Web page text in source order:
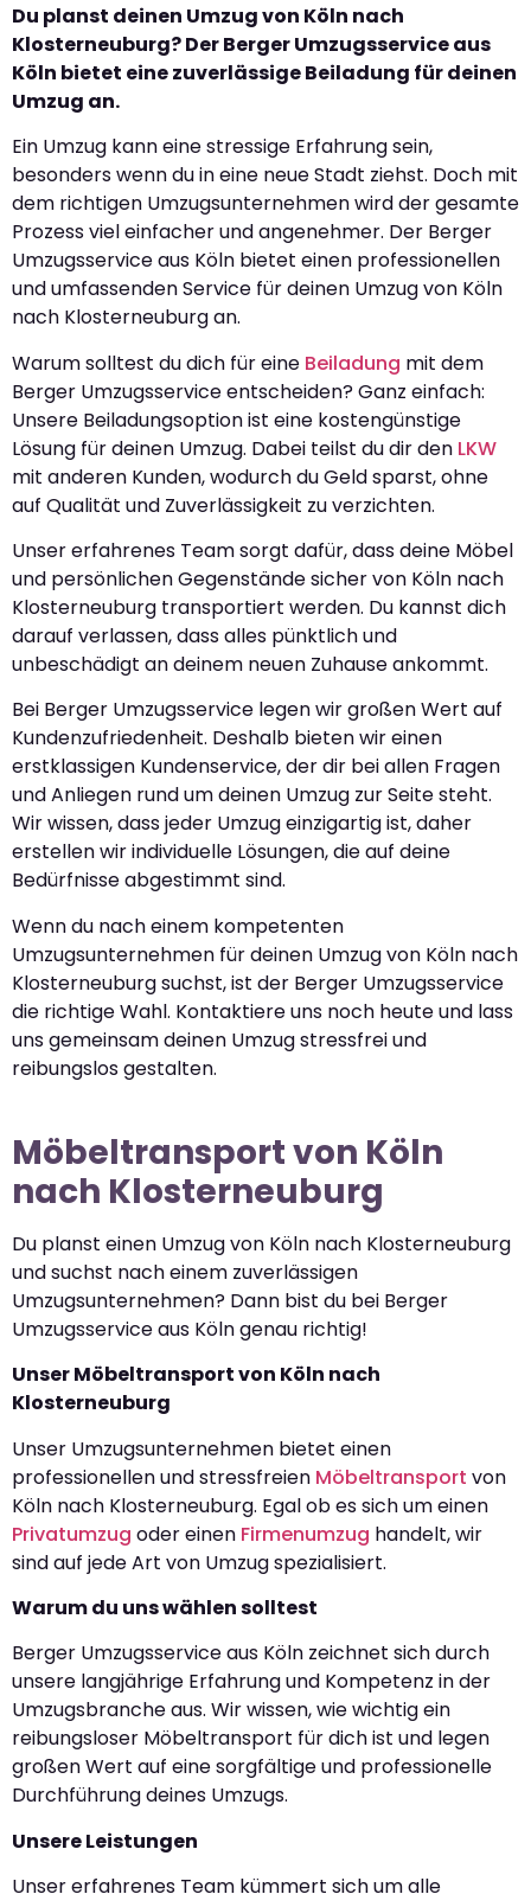
Du planst deinen Umzug von Köln nach
Klosterneuburg? Der Berger Umzugsservice aus
Köln bietet eine zuverlässige Beiladung für deinen
Umzug an.
Ein Umzug kann eine stressige Erfahrung sein,
besonders wenn du in eine neue Stadt ziehst. Doch mit
dem richtigen Umzugsunternehmen wird der gesamte
Prozess viel einfacher und angenehmer. Der Berger
Umzugsservice aus Köln bietet einen professionellen
und umfassenden Service für deinen Umzug von Köln
nach Klosterneuburg an.
Warum solltest du dich für eine Beiladung mit dem
Berger Umzugsservice entscheiden? Ganz einfach:
Unsere Beiladungsoption ist eine kostengünstige
Lösung für deinen Umzug. Dabei teilst du dir den LKW
mit anderen Kunden, wodurch du Geld sparst, ohne
auf Qualität und Zuverlässigkeit zu verzichten.
Unser erfahrenes Team sorgt dafür, dass deine Möbel
und persönlichen Gegenstände sicher von Köln nach
Klosterneuburg transportiert werden. Du kannst dich
darauf verlassen, dass alles pünktlich und
unbeschädigt an deinem neuen Zuhause ankommt.
Bei Berger Umzugsservice legen wir großen Wert auf
Kundenzufriedenheit. Deshalb bieten wir einen
erstklassigen Kundenservice, der dir bei allen Fragen
und Anliegen rund um deinen Umzug zur Seite steht.
Wir wissen, dass jeder Umzug einzigartig ist, daher
erstellen wir individuelle Lösungen, die auf deine
Bedürfnisse abgestimmt sind.
Wenn du nach einem kompetenten
Umzugsunternehmen für deinen Umzug von Köln nach
Klosterneuburg suchst, ist der Berger Umzugsservice
die richtige Wahl. Kontaktiere uns noch heute und lass
uns gemeinsam deinen Umzug stressfrei und
reibungslos gestalten.
Möbeltransport von Köln
nach Klosterneuburg
Du planst einen Umzug von Köln nach Klosterneuburg
und suchst nach einem zuverlässigen
Umzugsunternehmen? Dann bist du bei Berger
Umzugsservice aus Köln genau richtig!
Unser Möbeltransport von Köln nach
Klosterneuburg
Unser Umzugsunternehmen bietet einen
professionellen und stressfreien Möbeltransport von
Köln nach Klosterneuburg. Egal ob es sich um einen
Privatumzug oder einen Firmenumzug handelt, wir
sind auf jede Art von Umzug spezialisiert.
Warum du uns wählen solltest
Berger Umzugsservice aus Köln zeichnet sich durch
unsere langjährige Erfahrung und Kompetenz in der
Umzugsbranche aus. Wir wissen, wie wichtig ein
reibungsloser Möbeltransport für dich ist und legen
großen Wert auf eine sorgfältige und professionelle
Durchführung deines Umzugs.
Unsere Leistungen
Unser erfahrenes Team kümmert sich um alle